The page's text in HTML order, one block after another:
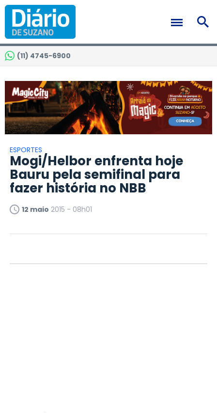
(11) 4745-6900
ESPORTES
Mogi/Helbor enfrenta hoje
Bauru pela semifinal para
fazer história no NBB
12 maio 2015 - 08h01